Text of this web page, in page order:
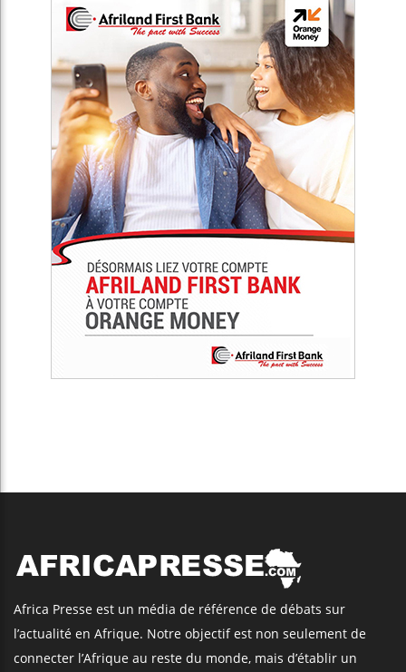
Africa Presse est un média de référence de débats sur
l’actualité en Afrique. Notre objectif est non seulement de
connecter l’Afrique au reste du monde, mais d’établir un